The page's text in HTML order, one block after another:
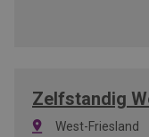
Zelfstandig
West-Friesland